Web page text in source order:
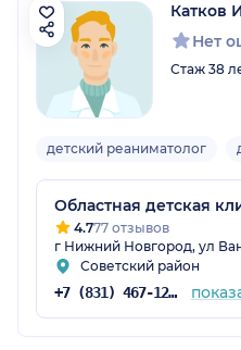
Катков
Нет
Стаж 38
детский реаниматолог
Областная детская
4.777 отзывов
г Нижний Новгород, ул
Советский район
+7 (831) 467-12-60